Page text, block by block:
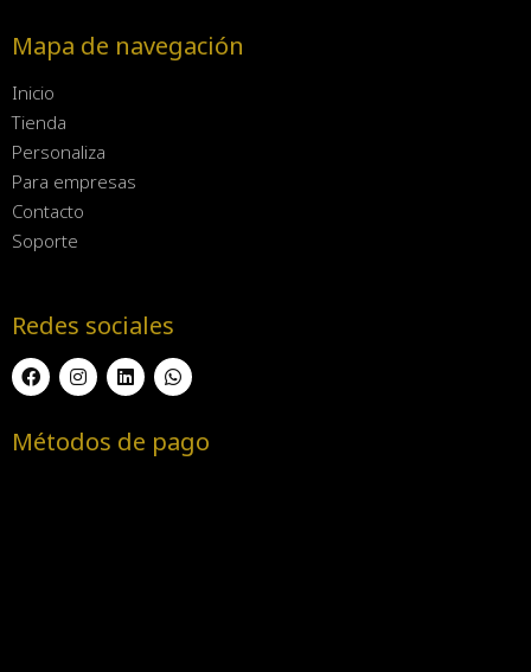
Mapa de navegación
Inicio
Tienda
Personaliza
Para empresas
Contacto
Soporte
Redes sociales
Métodos de pago